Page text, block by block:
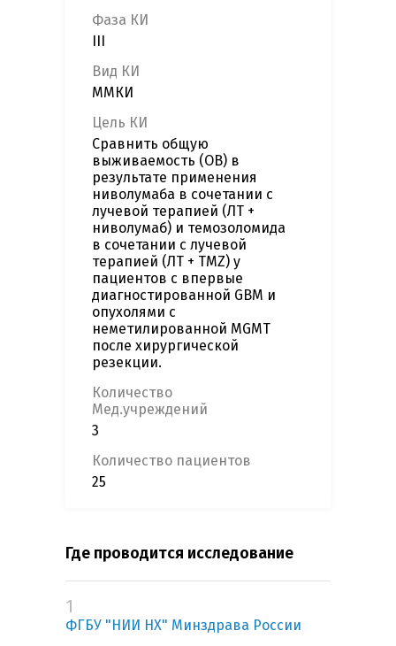
Фаза КИ
Вид КИ
ММКИ
Цель КИ
Сравнить общую
выживаемость (ОВ) в
результате применения
ниволумаба в сочетании с
лучевой терапией (ЛТ +
ниволумаб) и темозоломида
в сочетании с лучевой
терапией (ЛТ + TMZ) у
пациентов с впервые
диагностированной GBM и
опухолями с
неметилированной MGMT
после хирургической
резекции.
Количество
Мед.учреждений
3
Количество пациентов
25
Где проводится исследование
1
ФГБУ "НИИ НХ" Минздрава России